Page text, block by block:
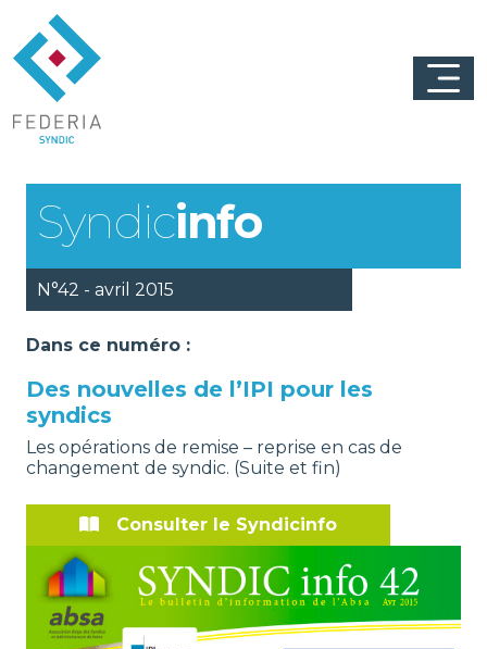
Syndicinfo
N°42 - avril 2015
Dans ce numéro :
Des nouvelles de l’IPI pour les
syndics
Les opérations de remise – reprise en cas de
changement de syndic. (Suite et fin)
Consulter le Syndicinfo